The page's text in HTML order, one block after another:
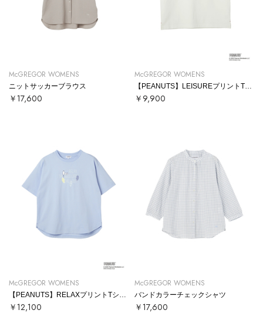
McGREGOR WOMENS
ニットサッカーブラウス
￥17,600
McGREGOR WOMENS
￥9,900
McGREGOR WOMENS
￥12,100
McGREGOR WOMENS
バンドカラーチェックシャツ
￥17,600